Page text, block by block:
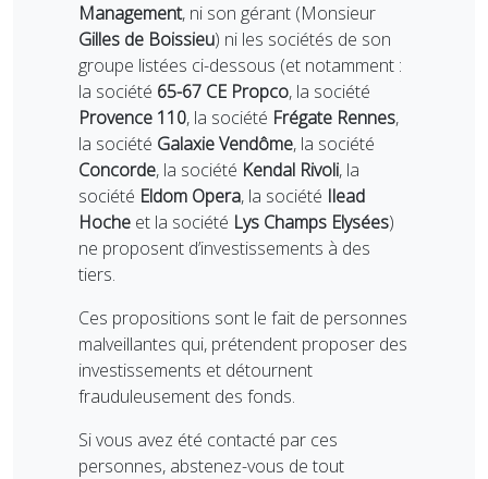
Management, ni son gérant (Monsieur
Gilles de Boissieu) ni les sociétés de son
groupe listées ci-dessous (et notamment :
la société 65-67 CE Propco, la société
Provence 110, la société Frégate Rennes,
la société Galaxie Vendôme, la société
Concorde, la société Kendal Rivoli, la
société Eldom Opera, la société Ilead
Hoche et la société Lys Champs Elysées)
ne proposent d’investissements à des
tiers.
Ces propositions sont le fait de personnes
malveillantes qui, prétendent proposer des
investissements et détournent
frauduleusement des fonds.
Si vous avez été contacté par ces
personnes, abstenez-vous de tout